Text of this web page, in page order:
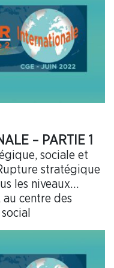
– PARTIE 1
sociale et
stratégique
les niveaux…
au centre des